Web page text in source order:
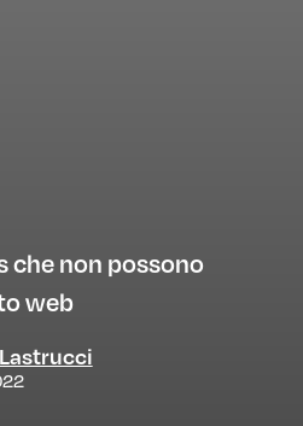
che non possono
web